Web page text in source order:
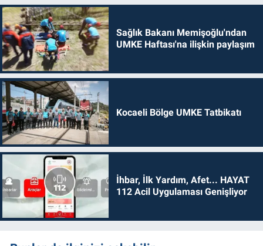
Sağlık Bakanı Memişoğlu'ndan
UMKE Haftası'na ilişkin paylaşım
Kocaeli Bölge UMKE Tatbikatı
İhbar, İlk Yardım, Afet... HAYAT
112 Acil Uygulaması Genişliyor